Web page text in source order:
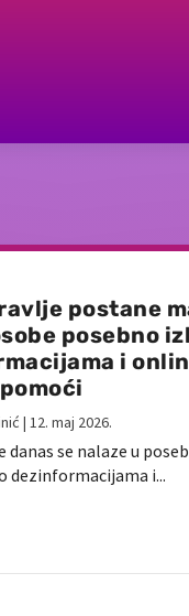
postane
posebno
i
| 12. maj 2026.
danas se nalaze u
dezinformacijama i...